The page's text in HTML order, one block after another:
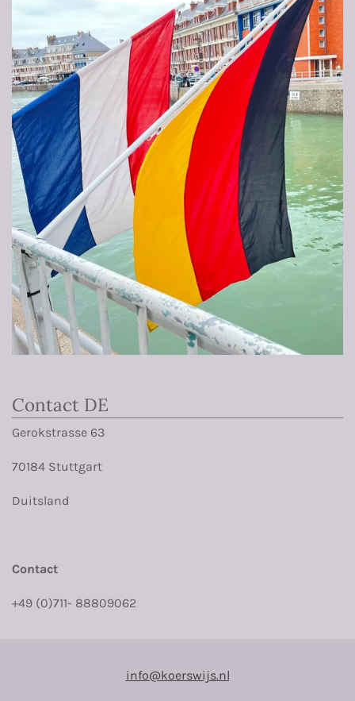
Contact DE
Gerokstrasse 63
70184 Stuttgart
Duitsland
Contact
+49 (0)711- 88809062
info@koerswijs.nl